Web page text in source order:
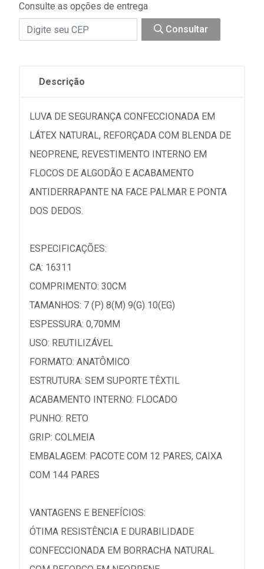
Consulte as opções de entrega
Consultar
Descrição
LUVA DE SEGURANÇA CONFECCIONADA EM
LÁTEX NATURAL, REFORÇADA COM BLENDA DE
NEOPRENE, REVESTIMENTO INTERNO EM
FLOCOS DE ALGODÃO E ACABAMENTO
ANTIDERRAPANTE NA FACE PALMAR E PONTA
DOS DEDOS.
ESPECIFICAÇÕES:
CA: 16311
COMPRIMENTO: 30CM
TAMANHOS: 7 (P) 8(M) 9(G) 10(EG)
ESPESSURA: 0,70MM
USO: REUTILIZÁVEL
FORMATO: ANATÔMICO
ESTRUTURA: SEM SUPORTE TÊXTIL
ACABAMENTO INTERNO: FLOCADO
PUNHO: RETO
GRIP: COLMEIA
EMBALAGEM: PACOTE COM 12 PARES, CAIXA
COM 144 PARES
VANTAGENS E BENEFÍCIOS:
ÓTIMA RESISTÊNCIA E DURABILIDADE
CONFECCIONADA EM BORRACHA NATURAL